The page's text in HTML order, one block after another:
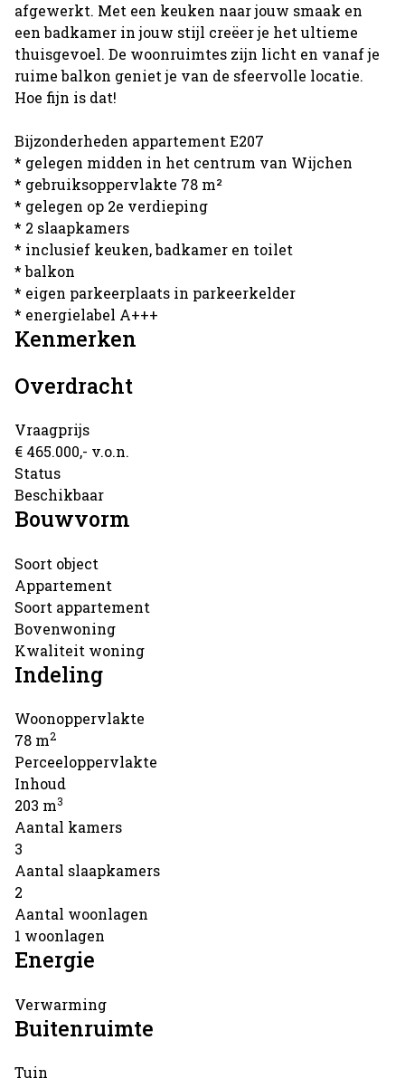
afgewerkt. Met een keuken naar jouw smaak en
een badkamer in jouw stijl creëer je het ultieme
thuisgevoel. De woonruimtes zijn licht en vanaf je
ruime balkon geniet je van de sfeervolle locatie.
Hoe fijn is dat!
Bijzonderheden appartement E207
* gelegen midden in het centrum van Wijchen
* gebruiksoppervlakte 78 m²
* gelegen op 2e verdieping
* 2 slaapkamers
* inclusief keuken, badkamer en toilet
* balkon
* eigen parkeerplaats in parkeerkelder
* energielabel A+++
Kenmerken
Overdracht
Vraagprijs
€ 465.000,- v.o.n.
Status
Beschikbaar
Bouwvorm
Soort object
Appartement
Soort appartement
Bovenwoning
Kwaliteit woning
Indeling
Woonoppervlakte
78 m2
Perceeloppervlakte
Inhoud
203 m3
Aantal kamers
3
Aantal slaapkamers
2
Aantal woonlagen
1 woonlagen
Energie
Verwarming
Buitenruimte
Tuin